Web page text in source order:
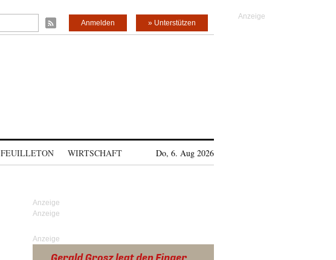
» Unterstützen
Anmelden
FEUILLETON WIRTSCHAFT Do, 6. Aug 2026
Anzeige